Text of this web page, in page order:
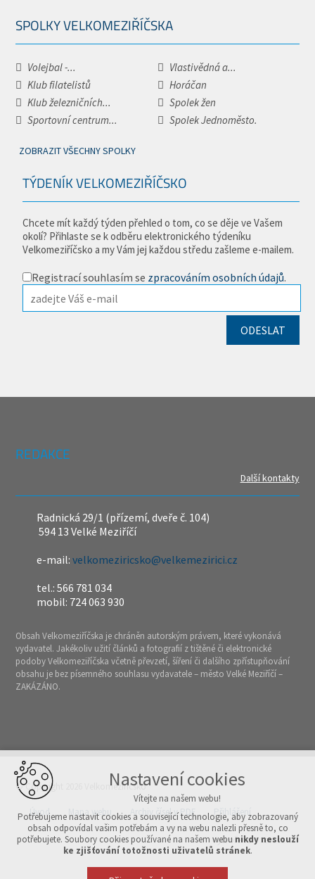
SPOLKY VELKOMEZIŘÍČSKA
Volejbal -...
Vlastivědná a...
Klub filatelistů
Horáčan
Klub železničních...
Spolek žen
Sportovní centrum...
Spolek Jednoměsto.
ZOBRAZIT VŠECHNY SPOLKY
TÝDENÍK VELKOMEZIŘÍČSKO
Chcete mít každý týden přehled o tom, co se děje ve Vašem
okolí? Přihlaste se k odběru elektronického týdeníku
Velkomeziříčsko a my Vám jej každou středu zašleme e-mailem.
Registrací souhlasím se zpracováním osobních údajů.
REDAKCE
Další kontakty
Radnická 29/1 (přízemí, dveře č. 104)
594 13 Velké Meziříčí
e-mail:velkomeziricsko@velkemezirici.cz
tel.: 566 781 034
mobil: 724 063 930
Obsah Velkomeziříčska je chráněn autorským právem, které vykonává
vydavatel. Jakékoliv užití článků a fotografií z tištěné či elektronické
podoby Velkomeziříčska včetně převzetí, šíření či dalšího zpřístupňování
obsahu je bez písemného souhlasu vydavatele – město Velké Meziříčí –
ZAKÁZÁNO.
© Copyright 2026 Velkomeziříčsko
Úvod Mapa webu Archiv čísel v PDF Přihlášení
Vytvořeno v xart.cz
Nastavení cookies
Vítejte na našem webu!
Potřebujeme nastavit cookies a související technologie, aby zobrazovaný
obsah odpovídal vašim potřebám a vy na webu nalezli přesně to, co
potřebujete. Soubory cookies používané na našem webu nikdy neslouží
ke zjišťování totožnosti uživatelů stránek.